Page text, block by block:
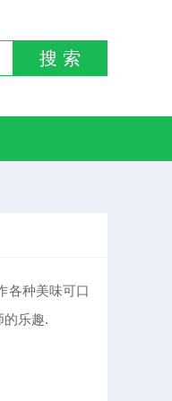
搜 索
各种美味可口
的乐趣.